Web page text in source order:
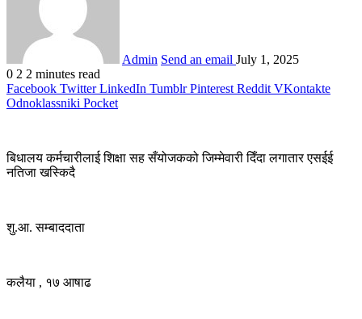
Admin Send an email July 1, 2025
0 2 2 minutes read
Facebook Twitter LinkedIn Tumblr Pinterest Reddit VKontakte
Odnoklassniki Pocket
बिधालय कर्मचारीलाई शिक्षा सह सँयोजकको जिम्मेवारी दिँदा लगातार एसईई
नतिजा खस्किदै
शु.आ. सम्बाददाता
कलैया , १७ आषाढ